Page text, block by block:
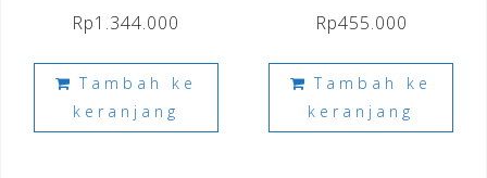
Rp1.344.000
Tambah ke
keranjang
Rp455.000
Tambah ke
keranjang